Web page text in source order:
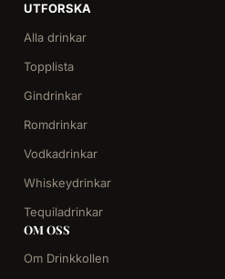
UTFORSKA
Alla drinkar
Topplista
Gindrinkar
Romdrinkar
Vodkadrinkar
Whiskeydrinkar
Tequiladrinkar
OM OSS
Om Drinkkollen